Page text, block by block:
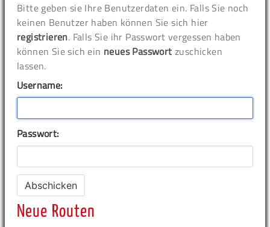
Bitte geben sie Ihre Benutzerdaten ein. Falls Sie noch
keinen Benutzer haben können Sie sich hier
registrieren. Falls Sie ihr Passwort vergessen haben
können Sie sich ein neues Passwort zuschicken
lassen.
Username:
Passwort:
Neue Routen